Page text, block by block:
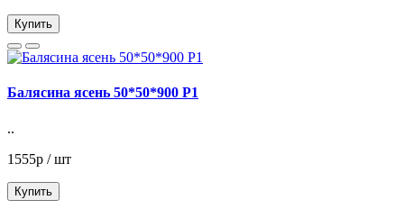
Купить
Балясина ясень 50*50*900 Р1
..
1555р / шт
Купить